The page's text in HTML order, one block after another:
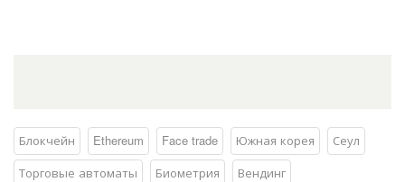
Блокчейн Ethereum Face trade Южная корея
Сеул
Торговые автоматы
Биометрия Вендинг